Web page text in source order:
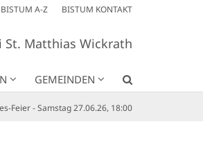
BISTUM A-Z BISTUM KONTAKT
St. Matthias Wickrath
GEMEINDEN
Feier - Samstag 27.06.26, 18:00